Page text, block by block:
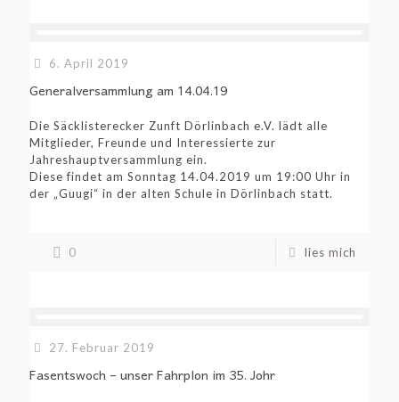
6. April 2019
Generalversammlung am 14.04.19
Die Säcklisterecker Zunft Dörlinbach e.V. lädt alle
Mitglieder, Freunde und Interessierte zur
Jahreshauptversammlung ein.
Diese findet am Sonntag 14.04.2019 um 19:00 Uhr in
der „Guugi“ in der alten Schule in Dörlinbach statt.
0 lies mich
27. Februar 2019
Fasentswoch – unser Fahrplon im 35. Johr